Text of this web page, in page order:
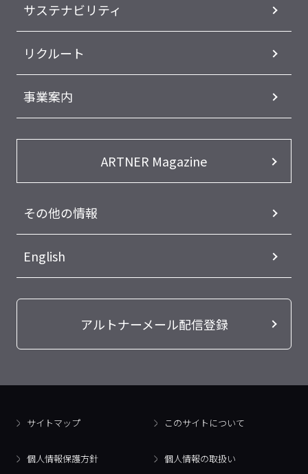
サステナビリティ
リクルート
事業案内
ARTNER Magazine
その他の情報
English
アルトナーメール配信登録
サイトマップ このサイトについて
個人情報保護方針 個人情報の取扱い